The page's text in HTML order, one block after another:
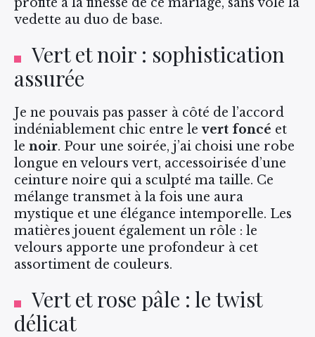
vedette au duo de base.
Vert et noir : sophistication
assurée
Je ne pouvais pas passer à côté de l’accord
indéniablement chic entre levert foncé et
le noir. Pour une soirée, j’ai choisi une robe
longue en velours vert, accessoirisée d’une
ceinture noire qui a sculpté ma taille. Ce
mélange transmet à la fois une aura
mystique et une élégance intemporelle. Les
matières jouent également un rôle : le
velours apporte une profondeur à cet
assortiment de couleurs.
Vert et rose pâle : le twist
délicat